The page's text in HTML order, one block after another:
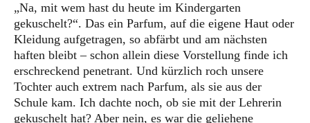
„Na, mit wem hast du heute im Kindergarten
gekuschelt?“. Das ein Parfum, auf die eigene Haut oder
Kleidung aufgetragen, so abfärbt und am nächsten
haften bleibt – schon allein diese Vorstellung finde ich
erschreckend penetrant. Und kürzlich roch unsere
Tochter auch extrem nach Parfum, als sie aus der
Schule kam. Ich dachte noch, ob sie mit der Lehrerin
gekuschelt hat? Aber nein, es war die geliehene